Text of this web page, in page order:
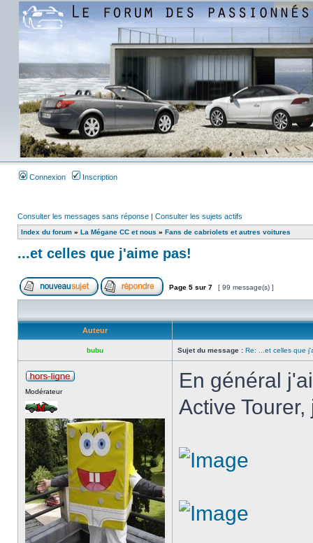
Connexion Inscription
Consulter les messages sans réponse | Consulter les sujets actifs
Index du forum » La Mégane CC et nous » Fans de cabriolets et autres voitures
...et celles que j'aime pas!
Page 5 sur 7 [ 99 message(s) ]
Auteur
bubu Sujet du message : Re: ...et celles que
Modérateur
En général
Active